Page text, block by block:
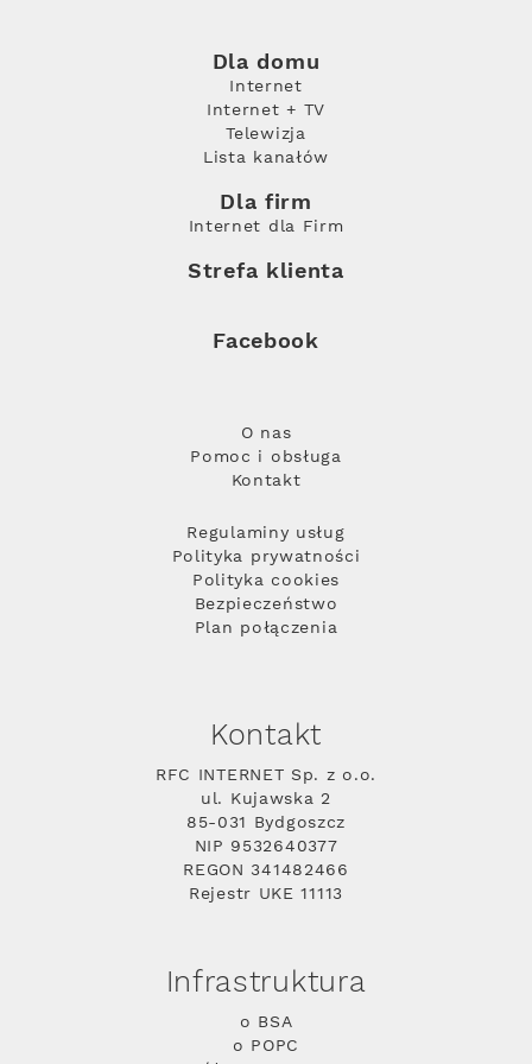
Dla domu
Internet
Internet + TV
Telewizja
Lista kanałów
Dla firm
Internet dla Firm
Strefa klienta
Facebook
O nas
Pomoc i obsługa
Kontakt
Regulaminy usług
Polityka prywatności
Polityka cookies
Bezpieczeństwo
Plan połączenia
Kontakt
RFC INTERNET Sp. z o.o.
ul. Kujawska 2
85-031 Bydgoszcz
NIP 9532640377
REGON 341482466
Rejestr UKE 11113
Infrastruktura
o BSA
o POPC